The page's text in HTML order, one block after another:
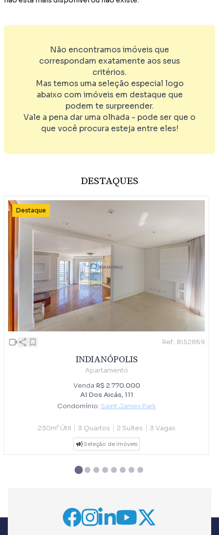
Não encontramos imóveis que
correspondam exatamente aos seus
critérios.
Mas temos uma seleção especial logo
abaixo com imóveis em destaque que
podem te surpreender.
Vale a pena dar uma olhada - pode ser que o
que você procura esteja entre eles!
DESTAQUES
Destaque
Ref.: BI52869
INDIANÓPOLIS
Apartamento
Venda R$ 2.770.000
Al Dos Aicás, 111
Condomínio: Saint James Park
230m² Útil | 3 Quartos | 2 Suítes | 3 Vagas
Seleção de Imóveis